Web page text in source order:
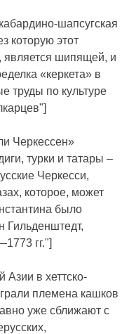
шапсугская
которую этот
является шипящей, и
«керкета» в
труды по культуре
Черкессен»
турки и татары –
Черкесси,
которое, может
было
Гильденштедт,
гг."]
Азии в хеттско-
племена кашков
уже сближают с